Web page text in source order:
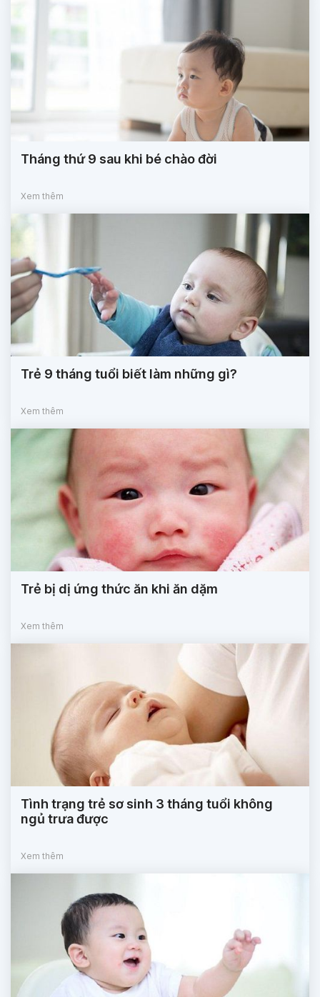
Tháng thứ 9 sau khi bé chào đời
Xem thêm
Trẻ 9 tháng tuổi biết làm những gì?
Xem thêm
Trẻ bị dị ứng thức ăn khi ăn dặm
Xem thêm
Tình trạng trẻ sơ sinh 3 tháng tuổi không
ngủ trưa được
Xem thêm